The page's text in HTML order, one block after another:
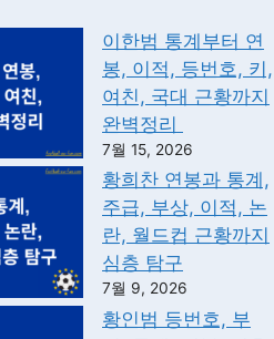
이한범 통계부터 연
봉, 이적, 등번호, 키,
여친, 국대 근황까지
완벽정리
7월 15, 2026
황희찬 연봉과 통계,
주급, 부상, 이적, 논
란, 월드컵 근황까지
심층 탐구
7월 9, 2026
황인범 등번호, 부